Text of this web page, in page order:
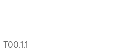
T00.1.1